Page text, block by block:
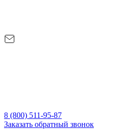
8 (800) 511-95-87
Заказать обратный звонок